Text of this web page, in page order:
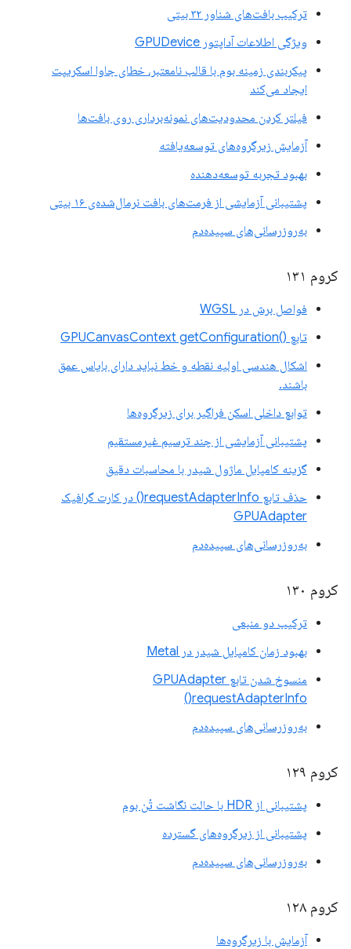
ترکیب بافت‌های شناور ۳۲ بیتی
ویژگی اطلاعات آداپتور GPUDevice
پیکربندی زمینه بوم با قالب نامعتبر، خطای جاوا اسکریپت
ایجاد می‌کند
فیلتر کردن محدودیت‌های نمونه‌برداری روی بافت‌ها
آزمایش زیرگروه‌های توسعه‌یافته
بهبود تجربه توسعه‌دهنده
پشتیبانی آزمایشی از فرمت‌های بافت نرمال‌شده‌ی ۱۶ بیتی
به‌روزرسانی‌های سپیده‌دم
کروم ۱۳۱
فواصل برش در WGSL
تابع ()GPUCanvasContext getConfiguration
اشکال هندسی اولیه نقطه و خط نباید دارای بایاس عمق
باشند.
توابع داخلی اسکن فراگیر برای زیرگروه‌ها
پشتیبانی آزمایشی از چند ترسیم غیرمستقیم
گزینه کامپایل ماژول شیدر با محاسبات دقیق
حذف تابع requestAdapterInfo() در کارت گرافیک
GPUAdapter
به‌روزرسانی‌های سپیده‌دم
کروم ۱۳۰
ترکیب دو منبعی
بهبود زمان کامپایل شیدر در Metal
منسوخ شدن تابع GPUAdapter
requestAdapterInfo()
به‌روزرسانی‌های سپیده‌دم
کروم ۱۲۹
پشتیبانی از HDR با حالت نگاشت تُن بوم
پشتیبانی از زیرگروه‌های گسترده
به‌روزرسانی‌های سپیده‌دم
کروم ۱۲۸
آزمایش با زیرگروه‌ها